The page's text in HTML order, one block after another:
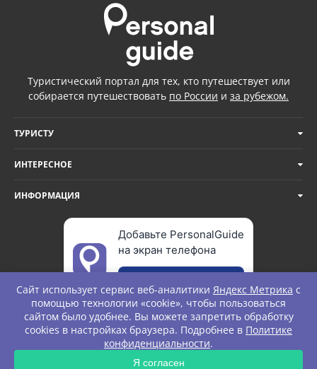
Туристический портал для тех, кто путешествует или
собирается путешествовать по России и за рубежом.
ТУРИСТУ
ИНТЕРЕСНОЕ
ИНФОРМАЦИЯ
Добавьте PersonalGuide
на экран телефона
© Personal Guide. All rights Reserved.
Сайт использует сервис веб-аналитики Яндекс Метрика с
помощью технологии «cookie», чтобы пользоваться
сайтом было удобнее. Вы можете запретить обработку
cookies в настройках браузера. Подробнее в Политике
конфиденциальности.
Я согласен
ЗАПРОС